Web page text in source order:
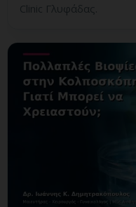
Clinic Γλυφάδας.